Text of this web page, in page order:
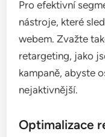
efektivní
Nejlepší praktiky
správnou
reklamních
zvyšovat míru
jednotlivých